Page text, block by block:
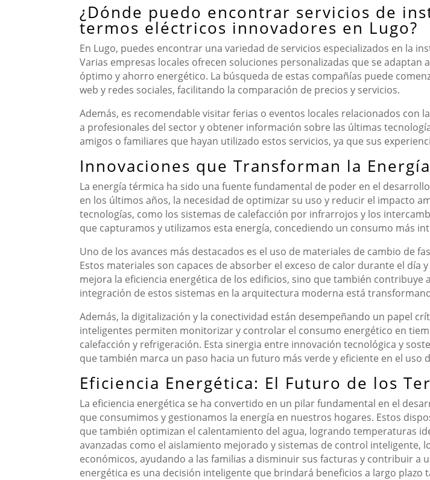
¿Dónde puedo encontrar servicios de
termos eléctricos innovadores en Lugo?
En Lugo, puedes encontrar una variedad de servicios especializados en la
Varias empresas locales ofrecen soluciones personalizadas que se
óptimo y ahorro energético. La búsqueda de estas compañías puede
web y redes sociales, facilitando la comparación de precios y servicios.
Además, es recomendable visitar ferias o eventos locales relacionados
a profesionales del sector y obtener información sobre las últimas
amigos o familiares que hayan utilizado estos servicios, ya que sus
Innovaciones que Transforman la
La energía térmica ha sido una fuente fundamental de poder en el
en los últimos años, la necesidad de optimizar su uso y reducir el impacto
tecnologías, como los sistemas de calefacción por infrarrojos y los
que capturamos y utilizamos esta energía, concediendo un consumo más
Uno de los avances más destacados es el uso de materiales de cambio de
Estos materiales son capaces de absorber el exceso de calor durante el
mejora la eficiencia energética de los edificios, sino que también
integración de estos sistemas en la arquitectura moderna está
Además, la digitalización y la conectividad están desempeñando un papel
inteligentes permiten monitorizar y controlar el consumo energético en
calefacción y refrigeración. Esta sinergia entre innovación tecnológica y
que también marca un paso hacia un futuro más verde y eficiente en el uso
Eficiencia Energética: El Futuro de los
La eficiencia energética se ha convertido en un pilar fundamental en el
que consumimos y gestionamos la energía en nuestros hogares. Estos
que también optimizan el calentamiento del agua, logrando temperaturas
avanzadas como el aislamiento mejorado y sistemas de control
económicos, ayudando a las familias a disminuir sus facturas y contribuir a
energética es una decisión inteligente que brindará beneficios a largo